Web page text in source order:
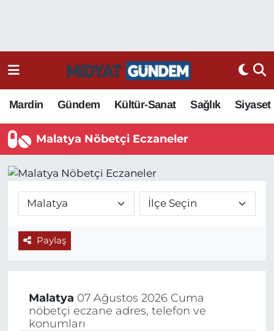
Mardin Gündem Kültür-Sanat Sağlık Siyaset
Malatya Nöbetçi Eczaneler
Paylaş
Malatya 07 Ağustos 2026 Cuma
nöbetçi eczane adres, telefon ve
konumları